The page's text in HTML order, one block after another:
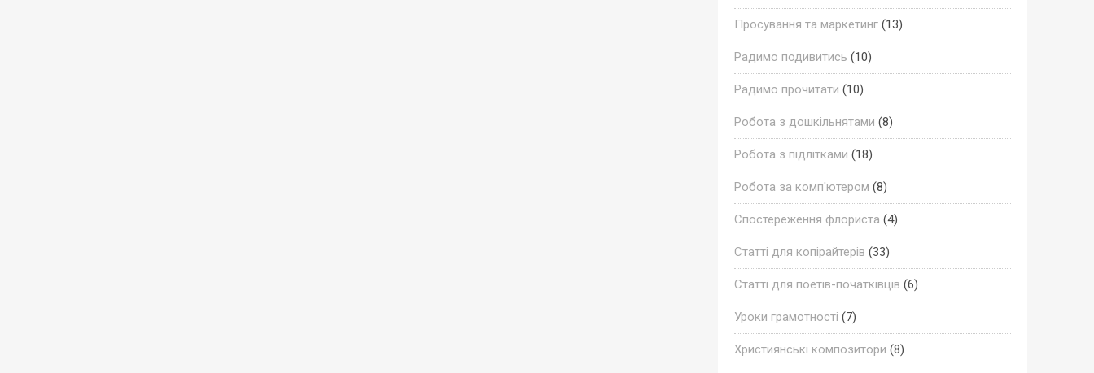
Просування та маркетинг(13)
Радимо подивитись (10)
Радимо прочитати (10)
Робота з дошкільнятами (8)
Робота з підлітками (18)
Робота за комп'ютером (8)
Спостереження флориста (4)
Статті для копірайтерів (33)
Статті для поетів-початківців (6)
Уроки грамотності (7)
Християнські композитори (8)